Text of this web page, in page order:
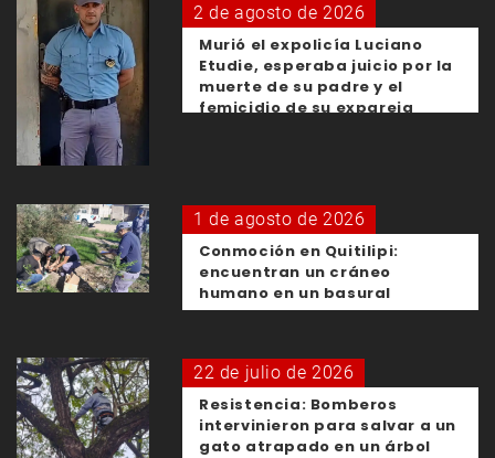
2 de agosto de 2026
Murió el expolicía Luciano
Etudie, esperaba juicio por la
muerte de su padre y el
femicidio de su expareja
1 de agosto de 2026
Conmoción en Quitilipi:
encuentran un cráneo
humano en un basural
22 de julio de 2026
Resistencia: Bomberos
intervinieron para salvar a un
gato atrapado en un árbol